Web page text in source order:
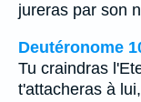
jureras par son
Deutéronome
Tu craindras
t'attacheras à